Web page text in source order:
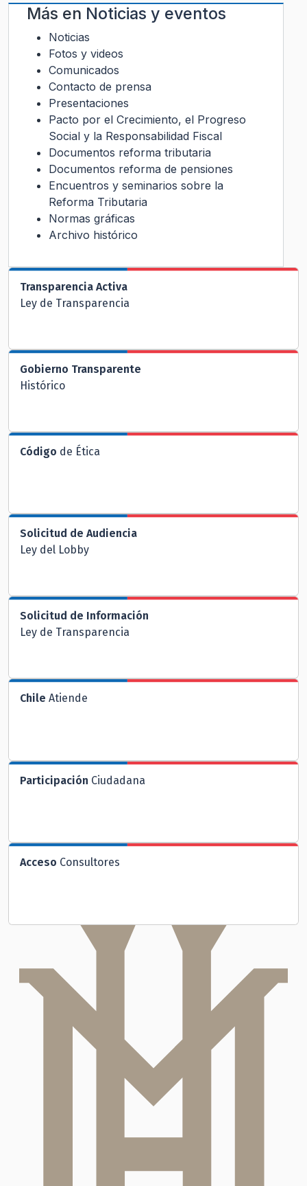
Más en Noticias y eventos
Noticias
Fotos y videos
Comunicados
Contacto de prensa
Presentaciones
Pacto por el Crecimiento, el Progreso
Social y la Responsabilidad Fiscal
Documentos reforma tributaria
Documentos reforma de pensiones
Encuentros y seminarios sobre la
Reforma Tributaria
Normas gráficas
Archivo histórico
Transparencia Activa
Ley de Transparencia
Gobierno Transparente
Histórico
Código de Ética
Solicitud de Audiencia
Ley del Lobby
Solicitud de Información
Ley de Transparencia
Chile Atiende
Participación Ciudadana
Acceso Consultores